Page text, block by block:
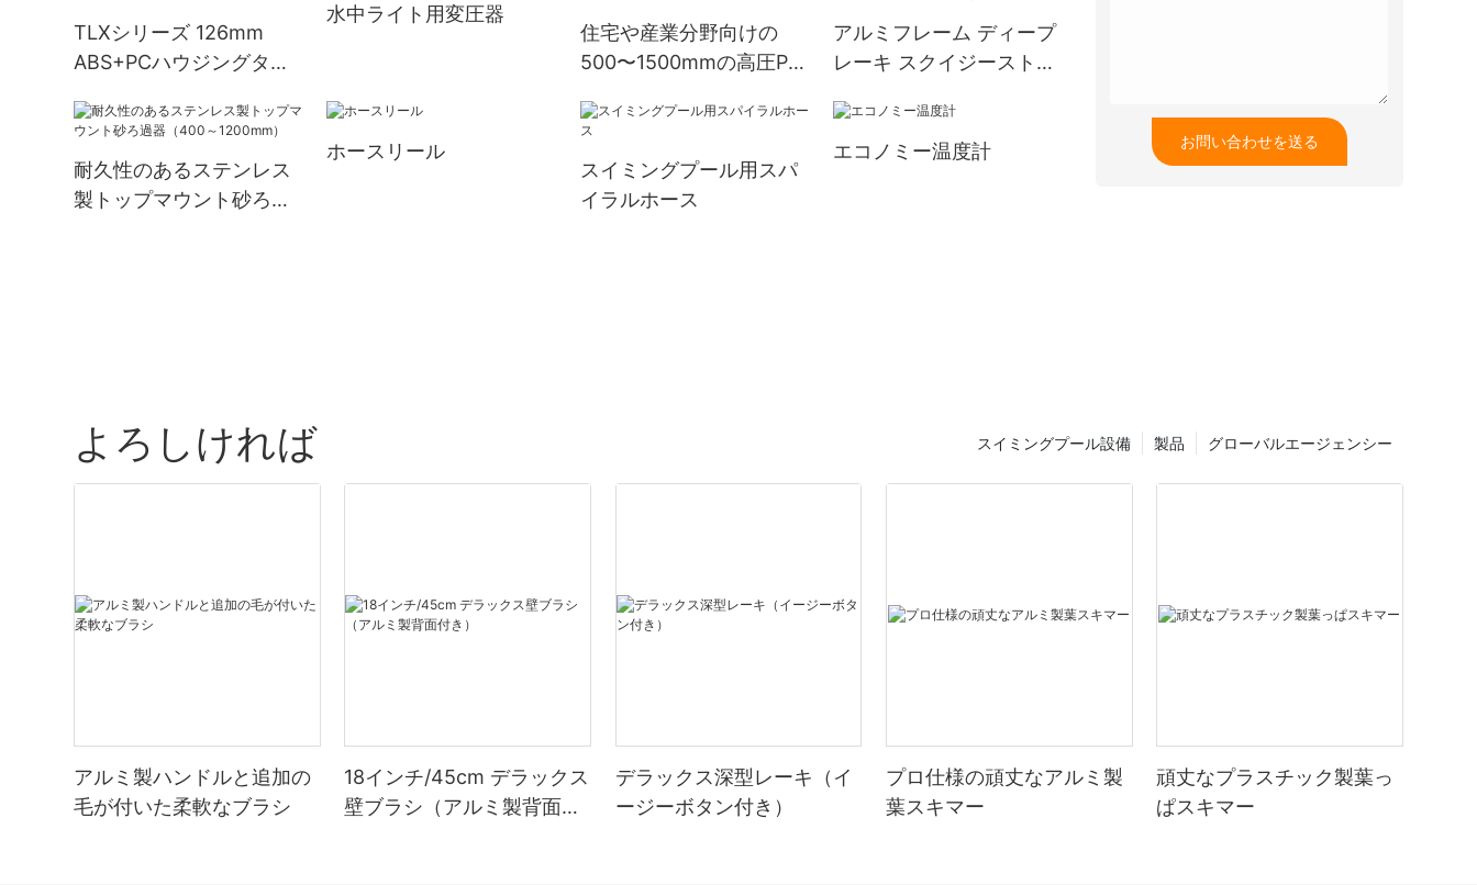
TLXシリーズ 126mm
ABS+PCハウジングタイ
水中ライト用変圧器
住宅や産業分野向けの
500〜1500mmの高圧PE
アルミフレーム ディープ
レーキ スクイジーストリ
耐久性のあるステンレス
製トップマウント砂ろ過
ホースリール
スイミングプール用スパ
イラルホース
エコノミー温度計 お問い合わせを送る
よろしければ グローバルエージェンシー
製品
スイミングプール設備
アルミ製ハンドルと追加の
毛が付いた柔軟なブラシ
18インチ/45cm デラックス
壁ブラシ（アルミ製背面付
デラックス深型レーキ（イ
ージーボタン付き）
プロ仕様の頑丈なアルミ製
葉スキマー
頑丈なプラスチック製葉っ
ぱスキマー